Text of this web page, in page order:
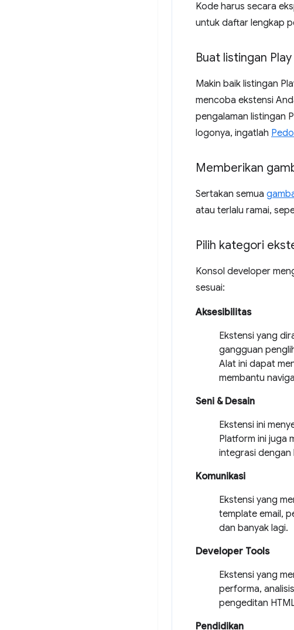
Kode harus secara
untuk daftar lengkap
Buat listingan
Makin baik listingan
mencoba ekstensi
pengalaman listingan
logonya, ingatlah
Memberikan
Sertakan semua
atau terlalu ramai,
Pilih kategori
Konsol developer
sesuai:
Aksesibilitas
Ekstensi yang
gangguan
Alat ini dapat
membantu
Seni & Desain
Ekstensi ini
Platform ini juga
integrasi
Komunikasi
Ekstensi yang
template email,
dan banyak lagi.
Developer Tools
Ekstensi yang
performa,
pengeditan
Pendidikan